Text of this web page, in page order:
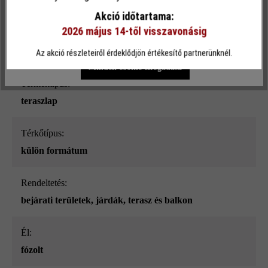
Terhelhetőség:
csak gyalogos közlekedésre
teraszlap
Térkőtípus:
külön formátum
Rendeltetés:
bejárati területek, járdák, terasz és balkon
él:
fózolt
Csak funkcionális cookie elfogadása
Minden cookie elfogadása
Akció időtartama:
2026 május 14-től visszavonásig
Az akció részleteiről érdeklődjön értékesítő partnerünknél.